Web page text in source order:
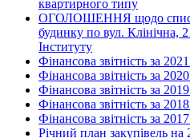
квартирного типу
ОГОЛОШЕННЯ щодо
будинку по вул. Клінічна,
Інституту
Фінансова звітність за
Фінансова звітність за
Фінансова звітність за
Фінансова звітність за
Фінансова звітність за
Річний план закупівель на